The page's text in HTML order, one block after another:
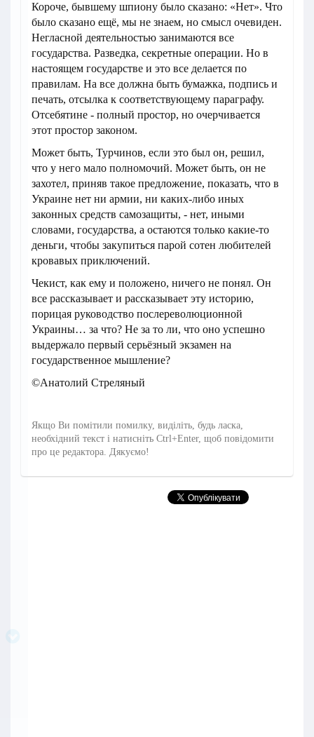
Короче, бывшему шпиону было сказано: «Нет». Что
было сказано ещё, мы не знаем, но смысл очевиден.
Негласной деятельностью занимаются все
государства. Разведка, секретные операции. Но в
настоящем государстве и это все делается по
правилам. На все должна быть бумажка, подпись и
печать, отсылка к соответствующему параграфу.
Отсебятине - полный простор, но очерчивается
этот простор законом.
Может быть, Турчинов, если это был он, решил,
что у него мало полномочий. Может быть, он не
захотел, приняв такое предложение, показать, что в
Украине нет ни армии, ни каких-либо иных
законных средств самозащиты, - нет, иными
словами, государства, а остаются только какие-то
деньги, чтобы закупиться парой сотен любителей
кровавых приключений.
Чекист, как ему и положено, ничего не понял. Он
все рассказывает и рассказывает эту историю,
порицая руководство послереволюционной
Украины… за что? Не за то ли, что оно успешно
выдержало первый серьёзный экзамен на
государственное мышление?
©Анатолий Стреляный
Якщо Ви помітили помилку, виділіть, будь ласка,
необхідний текст і натисніть Ctrl+Enter, щоб повідомити
про це редактора. Дякуємо!